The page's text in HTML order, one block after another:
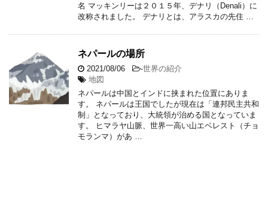
名 マッキンリーは２０１５年、デナリ（Denali）に
改称されました。 デナリとは、アラスカの先住 …
ネパールの場所
2021/08/06 -世界の紹介
地図
ネパールは中国とインドに挟まれた位置にありま
す。 ネパールは王国でしたが現在は「連邦民主共和
制」となっており、大統領が治める国となっていま
す。 ヒマラヤ山脈、世界一高い山エベレスト（チョ
モランマ）があ …